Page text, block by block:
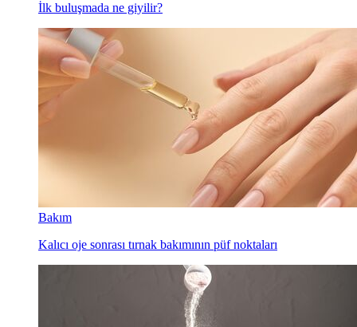
İlk buluşmada ne giyilir?
Bakım
Kalıcı oje sonrası tırnak bakımının püf noktaları